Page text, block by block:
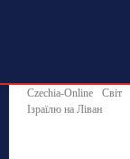
Czechia-Online Світ
Ізраїлю на Ліван